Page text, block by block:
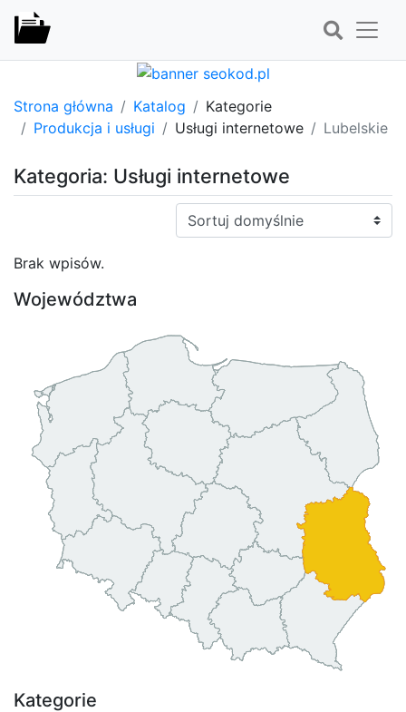
Strona główna Katalog
Kategorie
Produkcja i usługi
Usługi internetowe Lubelskie
Kategoria: Usługi internetowe
Sortuj:
Brak wpisów.
Województwa
Kategorie